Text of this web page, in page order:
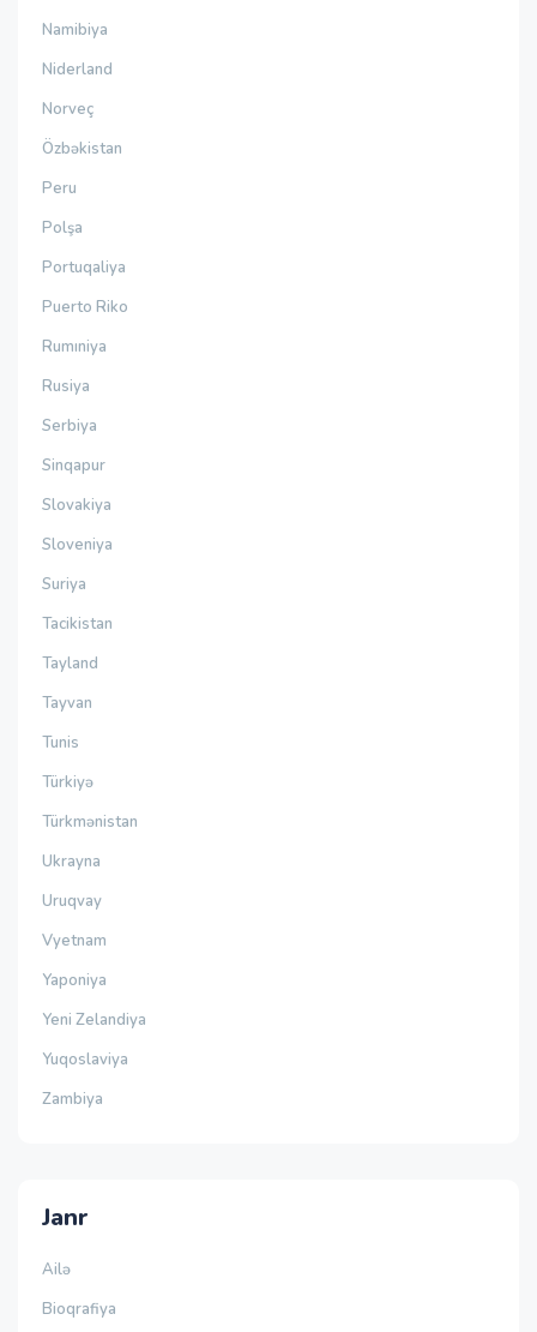
Namibiya
Niderland
Norveç
Özbəkistan
Peru
Polşa
Portuqaliya
Puerto Riko
Rumıniya
Rusiya
Serbiya
Sinqapur
Slovakiya
Sloveniya
Suriya
Tacikistan
Tayland
Tayvan
Tunis
Türkiyə
Türkmənistan
Ukrayna
Uruqvay
Vyetnam
Yaponiya
Yeni Zelandiya
Yuqoslaviya
Zambiya
Janr
Ailə
Bioqrafiya